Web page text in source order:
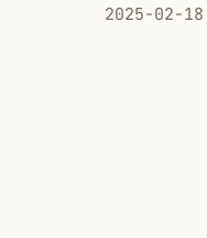
2025-02-18